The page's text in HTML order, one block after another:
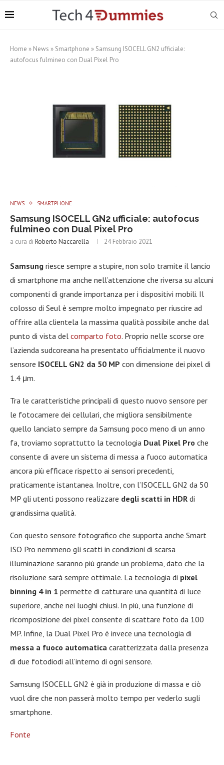
Home » News » Smartphone » Samsung ISOCELL GN2 ufficiale:
autofocus fulmineo con Dual Pixel Pro
NEWS SMARTPHONE
Samsung ISOCELL GN2 ufficiale: autofocus
fulmineo con Dual Pixel Pro
a cura di Roberto Naccarella 24 Febbraio 2021
Samsung riesce sempre a stupire, non solo tramite il lancio
di smartphone ma anche nell’attenzione che riversa su alcuni
componenti di grande importanza per i dispositivi mobili. Il
colosso di Seul è sempre molto impegnato per riuscire ad
offrire alla clientela la massima qualità possibile anche dal
punto di vista del comparto foto. Proprio nelle scorse ore
l’azienda sudcoreana ha presentato ufficialmente il nuovo
sensore ISOCELL GN2 da 50 MP con dimensione dei pixel di
1.4 μm.
Tra le caratteristiche principali di questo nuovo sensore per
le fotocamere dei cellulari, che migliora sensibilmente
quello lanciato sempre da Samsung poco meno di un anno
fa, troviamo soprattutto la tecnologia Dual Pixel Pro che
consente di avere un sistema di messa a fuoco automatica
ancora più efficace rispetto ai sensori precedenti,
praticamente istantanea. Inoltre, con l’ISOCELL GN2 da 50
MP gli utenti possono realizzare degli scatti in HDR di
grandissima qualità.
Con questo sensore fotografico che supporta anche Smart
ISO Pro nemmeno gli scatti in condizioni di scarsa
illuminazione saranno più grande un problema, dato che la
risoluzione sarà sempre ottimale. La tecnologia di pixel
binning 4 in 1 permette di catturare una quantità di luce
superiore, anche nei luoghi chiusi. In più, una funzione di
ricomposizione dei pixel consente di scattare foto da 100
MP. Infine, la Dual Pixel Pro è invece una tecnologia di
messa a fuoco automatica caratterizzata dalla presenza
di due fotodiodi all’interno di ogni sensore.
Samsung ISOCELL GN2 è già in produzione di massa e ciò
vuol dire che non passerà molto tempo per vederlo sugli
smartphone.
Fonte